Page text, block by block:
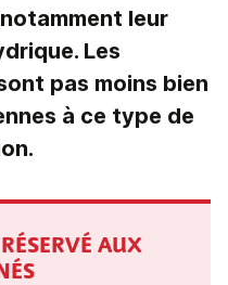
leur
Les
pas moins bien
à ce type de
AUX